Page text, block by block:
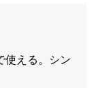
使える。シン